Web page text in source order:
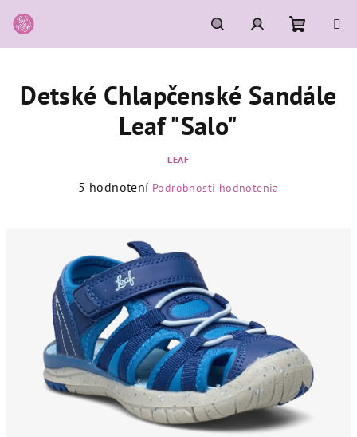
na
obsah
HľadaťPrihlásenie
košík
Detské Chlapčenské Sandále
Leaf "Salo"
LEAF
Priemerné
z
5
hviezdičiek.
5 hodnotení Podrobnosti hodnotenia